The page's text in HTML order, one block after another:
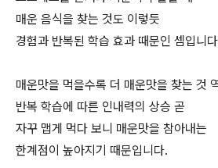
매운 음식을 찾는 것도 이렇듯
경험과 반복된 학습 효과 때문인 셈입니
매운맛을 먹을수록 더 매운맛을 찾는 것
반복 학습에 따른 인내력의 상승 곧
자꾸 맵게 먹다 보니 매운맛을 참아내는
한계점이 높아지기 때문입니다.